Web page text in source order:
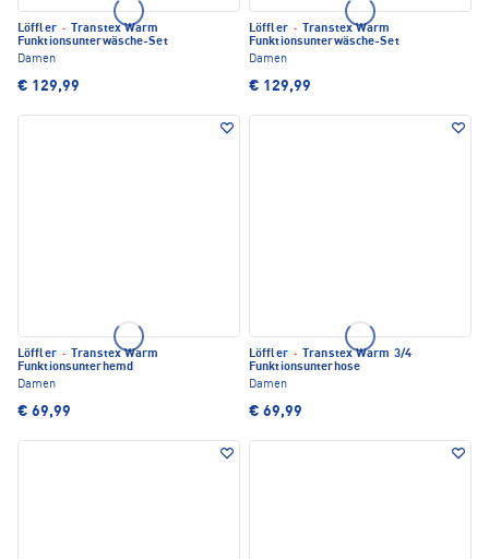
Löffler ·
Transtex Warm
Funktionsunterwäsche-Set
Damen
€ 129,99
Löffler ·
Transtex Warm
Funktionsunterwäsche-Set
Damen
€ 129,99
Löffler ·
Transtex Warm
Funktionsunterhemd
Damen
€ 69,99
Löffler ·
Transtex Warm 3/4
Funktionsunterhose
Damen
€ 69,99